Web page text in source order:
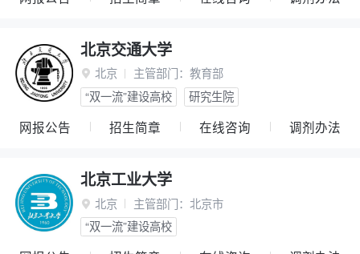
北京交通大学
 北京 主管部门： 教育部
“双一流”建设高校
研究生院
网报公告 招生简章 在线咨询 调剂办法
北京工业大学
 北京 主管部门： 北京市
“双一流”建设高校